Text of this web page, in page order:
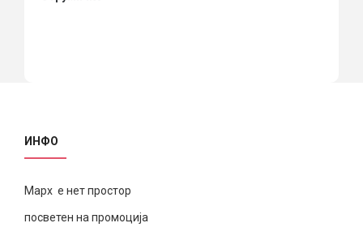
ИНФО
Марх е нет простор
посветен на промоција